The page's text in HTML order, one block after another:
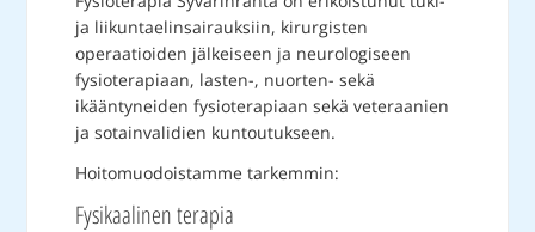
ja liikuntaelinsairauksiin, kirurgisten
operaatioiden jälkeiseen ja neurologiseen
fysioterapiaan, lasten-, nuorten- sekä
ikääntyneiden fysioterapiaan sekä veteraanien
ja sotainvalidien kuntoutukseen.
Hoitomuodoistamme tarkemmin:
Fysikaalinen terapia